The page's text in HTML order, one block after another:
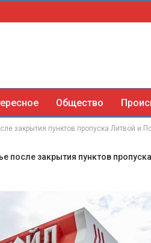
Общество
закрытия пунктов пропуска Литвой и
после закрытия пунктов